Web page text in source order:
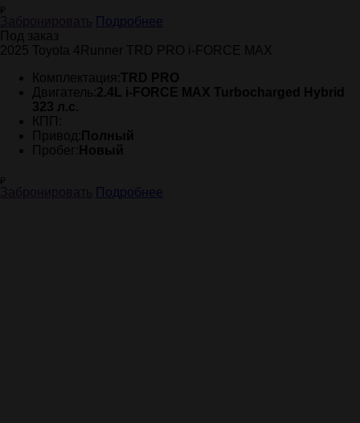
₽
Подробнее
Под заказ
2025 Toyota 4Runner TRD PRO i-FORCE MAX
Комплектация:TRD PRO
Двигатель:2.4L i-FORCE MAX Turbocharged Hybrid
323 л.с.
КПП:
Привод: Полный
Пробег: Новый
₽
Подробнее